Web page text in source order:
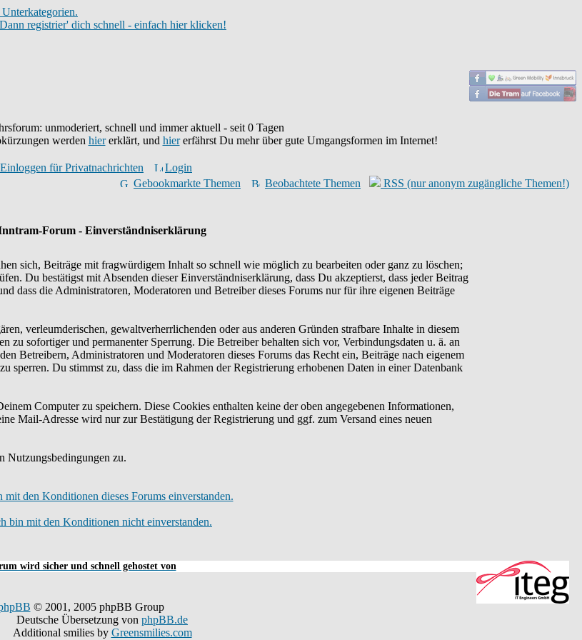
registrier' dich schnell - einfach hier klicken!
unmoderiert, schnell und immer aktuell - seit 0 Tagen
werden hiererklärt, und hiererfährst Du mehr über gute Umgangsformen im Internet!
Einloggen für Privatnachrichten
Login
Gebookmarkte Themen
Beobachtete Themen RSS (nur anonym zugängliche Themen!)
Forum - Einverständniserklärung
sich, Beiträge mit fragwürdigem Inhalt so schnell wie möglich zu bearbeiten oder ganz zu löschen;
Du bestätigst mit Absenden dieser Einverständniserklärung, dass Du akzeptierst, dass jeder Beitrag
dass die Administratoren, Moderatoren und Betreiber dieses Forums nur für ihre eigenen Beiträge
verleumderischen, gewaltverherrlichenden oder aus anderen Gründen strafbare Inhalte in diesem
zu sofortiger und permanenter Sperrung. Die Betreiber behalten sich vor, Verbindungsdaten u. ä. an
Betreibern, Administratoren und Moderatoren dieses Forums das Recht ein, Beiträge nach eigenem
sperren. Du stimmst zu, dass die im Rahmen der Registrierung erhobenen Daten in einer Datenbank
Computer zu speichern. Diese Cookies enthalten keine der oben angegebenen Informationen,
Mail-Adresse wird nur zur Bestätigung der Registrierung und ggf. zum Versand eines neuen
Nutzungsbedingungen zu.
mit den Konditionen dieses Forums einverstanden.
bin mit den Konditionen nicht einverstanden.
wird sicher und schnell gehostet von
© 2001, 2005 phpBB Group
Deutsche Übersetzung von phpBB.de
Additional smilies by Greensmilies.com